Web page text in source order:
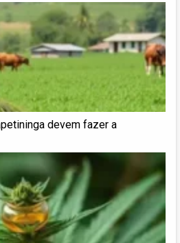
devem fazer a